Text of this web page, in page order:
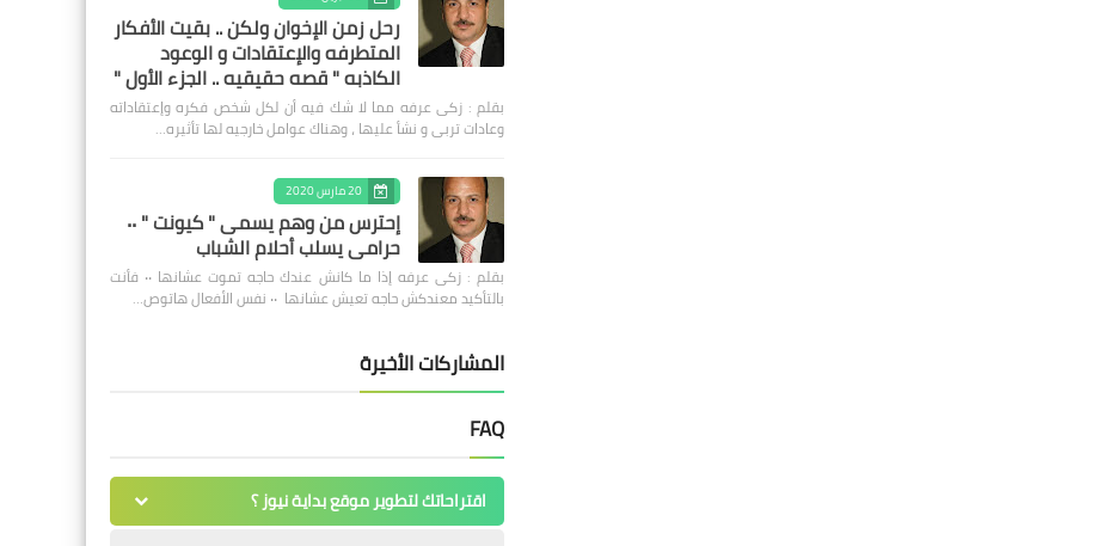
رحل زمن الإخوان ولكن .. بقيت الأفكار
المتطرفه والإعتقادات و الوعود
الكاذبه " قصه حقيقيه .. الجزء الأول "
بقلم : زكى عرفه مما لا شك فيه أن لكل شخص فكره وإعتقاداته
وعادات تربى و نشأ عليها ، وهناك عوامل خارجيه لها تأثيره…
20 مارس 2020
إحترس من وهم يسمى " كيونت " ٠٠
حرامى يسلب أحلام الشباب
بقلم : زكى عرفه ‎إذا ما كانش عندك حاجه تموت عشانها ٠٠ فأنت
بالتأكيد معندكش حاجه تعيش عشانها ٠٠ نفس الأفعال هاتوص…
المشاركات الأخيرة
FAQ
اقتراحاتك لتطوير موقع بداية نيوز ؟